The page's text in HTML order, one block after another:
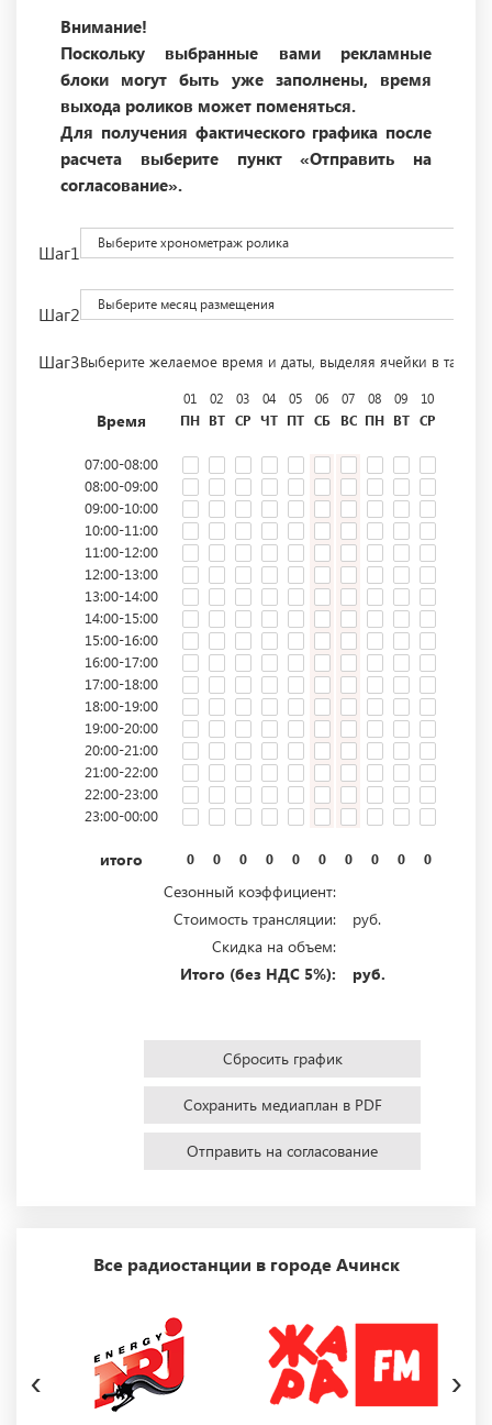
Внимание!
Поскольку выбранные вами рекламные
блоки могут быть уже заполнены, время
выхода роликов может поменяться.
Для получения фактического графика после
расчета выберите пункт «Отправить на
согласование».
Шаг1 Выберите хронометраж ролика
Шаг2 Выберите месяц размещения
Шаг3Выберите желаемое время и даты, выделяя ячейки в
Время
01
ПН
02
ВТ
03
СР
04
ЧТ
05
ПТ
06
СБ
07
ВС
08
ПН
09
ВТ
10
СР
07:00-08:00
08:00-09:00
09:00-10:00
10:00-11:00
11:00-12:00
12:00-13:00
13:00-14:00
14:00-15:00
15:00-16:00
16:00-17:00
17:00-18:00
18:00-19:00
19:00-20:00
20:00-21:00
21:00-22:00
22:00-23:00
23:00-00:00
итого 0 0 0 0 0 0 0 0 0 0
Сезонный коэффициент:
Стоимость трансляции:
руб.
Скидка на объем:
Итого (без НДС 5%):
руб.
Сбросить график
Сохранить медиаплан в PDF
Отправить на согласование
Все радиостанции в городе Ачинск
‹ ›